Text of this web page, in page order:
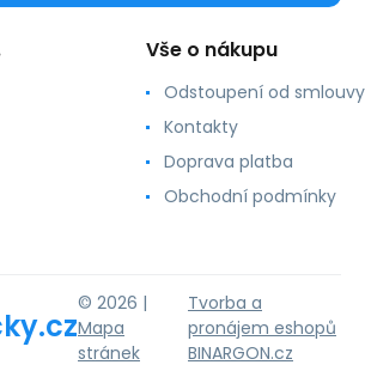
Vše o nákupu
Odstoupení od smlouvy
Kontakty
Doprava platba
Obchodní podmínky
© 2026 |
Mapa
stránek
Tvorba a
pronájem eshopů
BINARGON.cz